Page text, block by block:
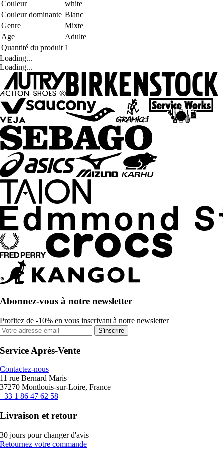
Couleur
white
Couleur dominante Blanc
Genre
Mixte
Age
Adulte
Quantité du produit 1
Loading...
Loading...
Abonnez-vous à notre newsletter
Profitez de -10% en vous inscrivant à notre newsletter
S'inscrire
Service Après-Vente
Contactez-nous
11 rue Bernard Maris
37270 Montlouis-sur-Loire, France
+33 1 86 47 62 58
Livraison et retour
30 jours pour changer d'avis
Retournez votre commande